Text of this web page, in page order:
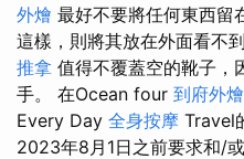
外燴 最好不要將任何東西留
這樣，則將其放在外面看不
推拿 值得不覆蓋空的靴子，
手。 在Ocean four 到府外燴
Every Day 全身按摩 Travel
2023年8月1日之前要求和/